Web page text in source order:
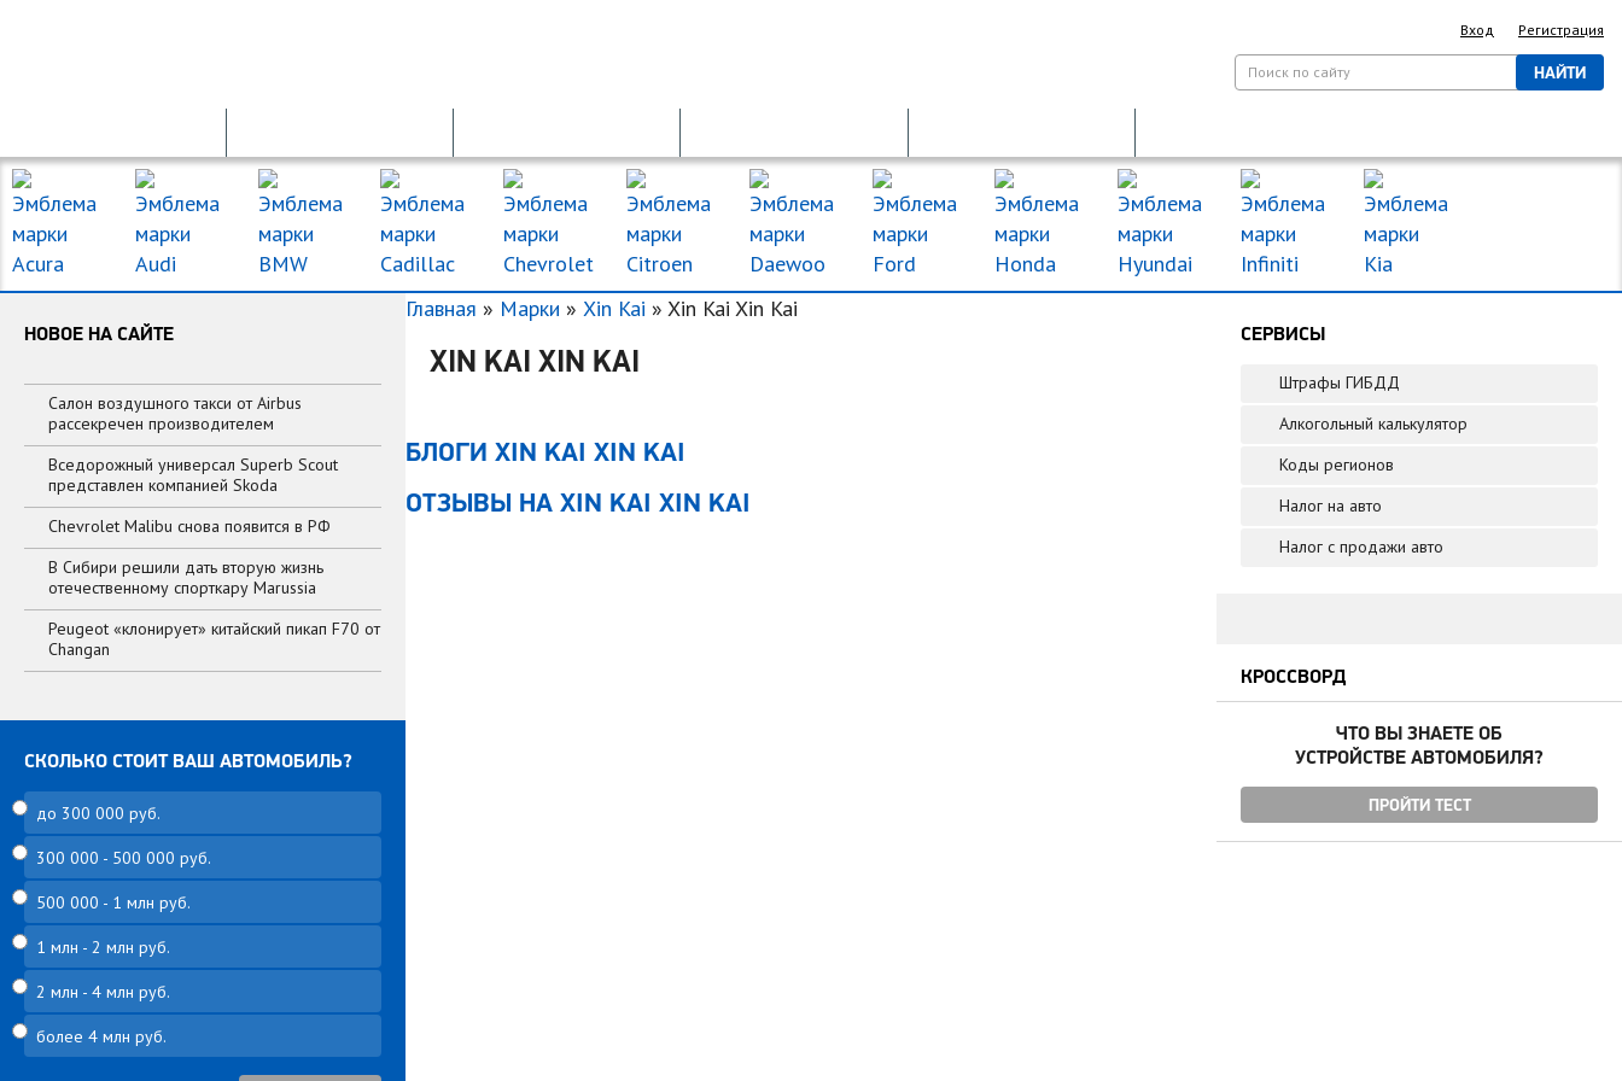
Вход Регистрация
НАЙТИ
Главная » Марки » Xin Kai » Xin Kai Xin Kai
XIN KAI XIN KAI
БЛОГИ XIN KAI XIN KAI
ОТЗЫВЫ НА XIN KAI XIN KAI
НОВОЕ НА САЙТЕ
Салон воздушного такси от Airbus
рассекречен производителем
Вседорожный универсал Superb Scout
представлен компанией Skoda
Chevrolet Malibu снова появится в РФ
В Сибири решили дать вторую жизнь
отечественному спорткару Marussia
Peugeot «клонирует» китайский пикап F70 от
Changan
СКОЛЬКО СТОИТ ВАШ АВТОМОБИЛЬ?
до 300 000 руб.
300 000 - 500 000 руб.
500 000 - 1 млн руб.
1 млн - 2 млн руб.
2 млн - 4 млн руб.
более 4 млн руб.
СЕРВИСЫ
Штрафы ГИБДД
Алкогольный калькулятор
Коды регионов
Налог на авто
Налог с продажи авто
КРОССВОРД
ЧТО ВЫ ЗНАЕТЕ ОБ
УСТРОЙСТВЕ АВТОМОБИЛЯ?
ПРОЙТИ ТЕСТ